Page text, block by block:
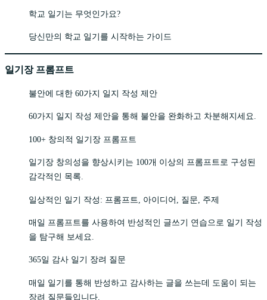
학교 일기는 무엇인가요?
당신만의 학교 일기를 시작하는 가이드
일기장 프롬프트
불안에 대한 60가지 일지 작성 제안
60가지 일지 작성 제안을 통해 불안을 완화하고 차분해지세요.
100+ 창의적 일기장 프롬프트
일기장 창의성을 향상시키는 100개 이상의 프롬프트로 구성된
감각적인 목록.
일상적인 일기 작성: 프롬프트, 아이디어, 질문, 주제
매일 프롬프트를 사용하여 반성적인 글쓰기 연습으로 일기 작성
을 탐구해 보세요.
365일 감사 일기 장려 질문
매일 일기를 통해 반성하고 감사하는 글을 쓰는데 도움이 되는
장려 질문들입니다.